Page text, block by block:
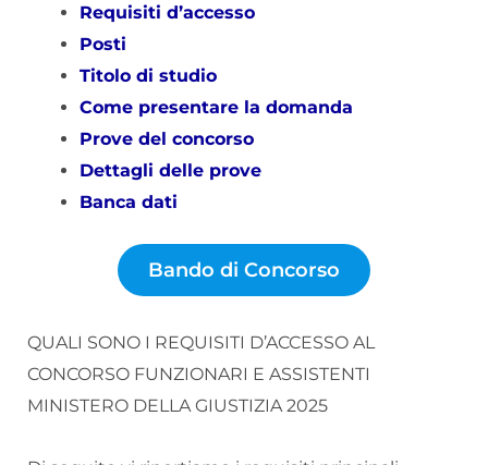
Requisiti d’accesso
Posti
Titolo di studio
Come presentare la domanda
Prove del concorso
Dettagli delle prove
Banca dati
Bando di Concorso
QUALI SONO I REQUISITI D’ACCESSO AL
CONCORSO FUNZIONARI E ASSISTENTI
MINISTERO DELLA GIUSTIZIA 2025